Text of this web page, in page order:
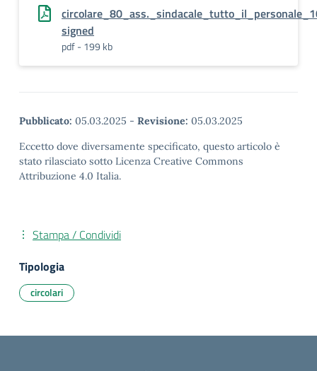
signed
pdf - 199 kb
Pubblicato: 05.03.2025 - Revisione: 05.03.2025
Eccetto dove diversamente specificato, questo articolo è
stato rilasciato sotto Licenza Creative Commons
Attribuzione 4.0 Italia.
Stampa / Condividi
Tipologia
circolari